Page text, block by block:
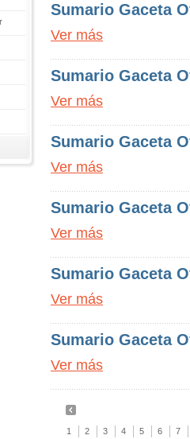
Sumario Gaceta
Ver más
Sumario Gaceta
Ver más
Sumario Gaceta
Ver más
Sumario Gaceta
Ver más
Sumario Gaceta
Ver más
Sumario Gaceta
Ver más
1 2 3 4 5 6 7